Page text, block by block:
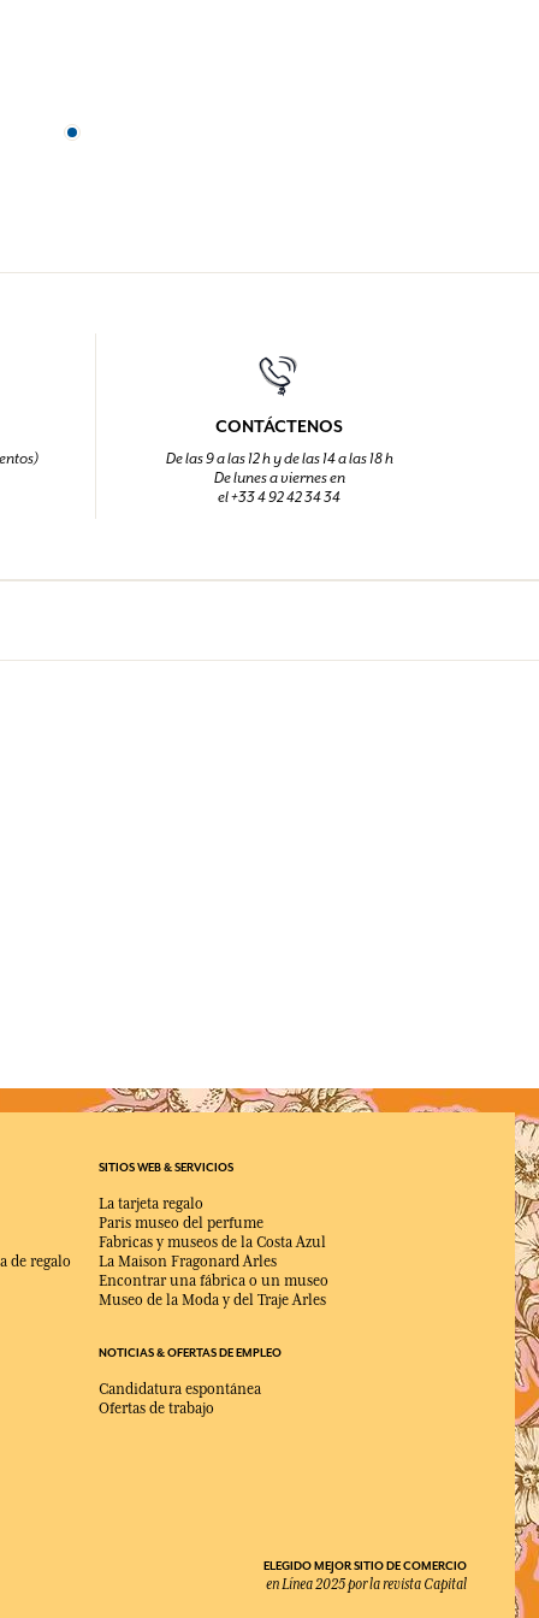
CONTÁCTENOS
De las 9 a las 12 h y de las 14 a las 18 h
De lunes a viernes en
el +33 4 92 42 34 34
de regalo
SITIOS WEB & SERVICIOS
La tarjeta regalo
Paris museo del perfume
Fabricas y museos de la Costa Azul
La Maison Fragonard Arles
Encontrar una fábrica o un museo
Museo de la Moda y del Traje Arles
NOTICIAS & OFERTAS DE EMPLEO
Candidatura espontánea
Ofertas de trabajo
ELEGIDO MEJOR SITIO DE COMERCIO
en Línea 2025 por la revista Capital